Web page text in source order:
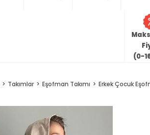
(0-
Takımlar Eşofman Takımı Erkek Çocuk